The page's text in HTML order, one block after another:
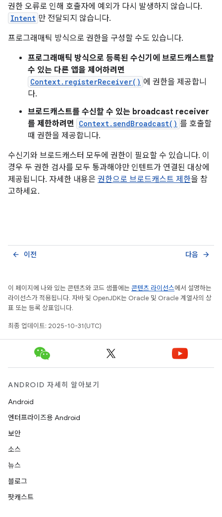
권한 오류로 인해 호출자에 예외가 다시 발생하지 않습니다.
Intent 만 전달되지 않습니다.
프로그래매틱 방식으로 권한을 구성할 수도 있습니다.
프로그래매틱 방식으로 등록된 수신기에 브로드캐스트할
수 있는 다른 앱을 제어하려면
Context.registerReceiver() 에 권한을 제공합니
다.
브로드캐스트를 수신할 수 있는 broadcast receiver
를 제한하려면 Context.sendBroadcast() 를 호출할
때 권한을 제공합니다.
수신기와 브로드캐스터 모두에 권한이 필요할 수 있습니다. 이
경우 두 권한 검사를 모두 통과해야만 인텐트가 연결된 대상에
제공됩니다. 자세한 내용은 권한으로 브로드캐스트 제한을 참
고하세요.
이전
arrow_back 다음 arrow_forward
이 페이지에 나와 있는 콘텐츠와 코드 샘플에는 콘텐츠 라이선스에서 설명하는
라이선스가 적용됩니다. 자바 및 OpenJDK는 Oracle 및 Oracle 계열사의 상
표 또는 등록 상표입니다.
최종 업데이트: 2025-10-31(UTC)
ANDROID 자세히 알아보기
Android
엔터프라이즈용 Android
보안
소스
뉴스
블로그
팟캐스트